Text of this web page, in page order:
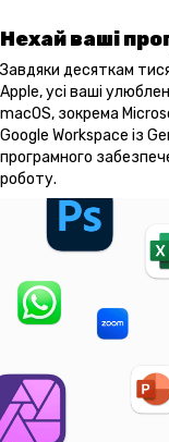
Нехай ваші
Завдяки десяткам
Apple, усі ваші
macOS, зокрема
Google Workspace із
програмного
роботу.